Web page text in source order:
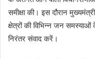
समीक्षा की। इस दौरान
क्षेत्रों की विभिन्न जन
निरंतर संवाद करें।